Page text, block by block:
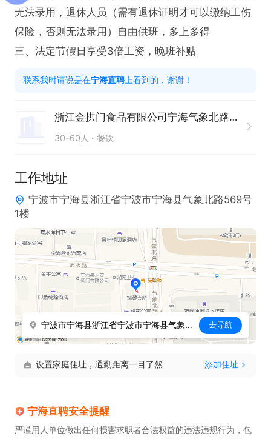
无法录用，退休人员（需有退休证明才可以缴纳工伤
保险，否则无法录用）自由供班，多上多得
三、法定节假日享受3倍工资，晚班补贴
联系我时请说是在宁海直聘 上看到的，谢谢！
浙江金拱门食品有限公司宁海气象北路餐厅分公司
30-60人 餐饮
工作地址
宁波市宁海县浙江省宁波市宁海县气象北路569号
1楼
宁波市宁海县浙江省宁波市宁海县气象北路569号1楼 去导航
设置家庭住址，通勤距离一目了然 添加住址
宁海直聘安全提醒
严谨用人单位做出任何损害求职者合法权益的违法违规行为，包